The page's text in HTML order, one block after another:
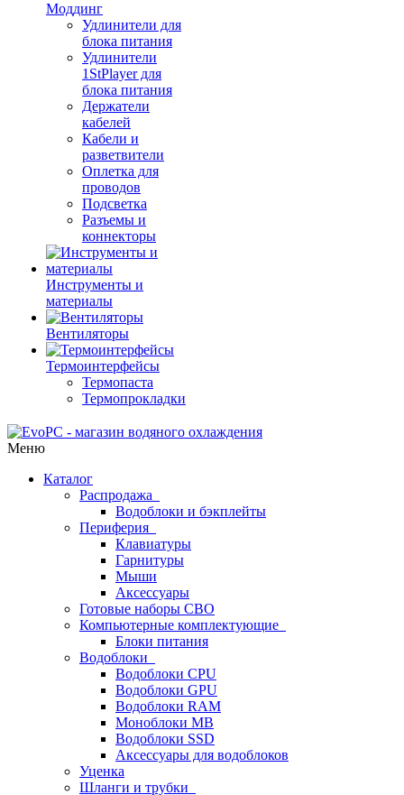
Моддинг
Удлинители для
блока питания
Удлинители
1StPlayer для
блока питания
Держатели
кабелей
Кабели и
разветвители
Оплетка для
проводов
Подсветка
Разъемы и
коннекторы
Инструменты и
материалы
Вентиляторы
Термоинтерфейсы
Термопаста
Термопрокладки
Меню
Каталог
Распродажа
Водоблоки и бэкплейты
Периферия
Клавиатуры
Гарнитуры
Мыши
Аксессуары
Готовые наборы СВО
Компьютерные комплектующие
Блоки питания
Водоблоки
Водоблоки CPU
Водоблоки GPU
Водоблоки RAM
Моноблоки MB
Водоблоки SSD
Аксессуары для водоблоков
Уценка
Шланги и трубки